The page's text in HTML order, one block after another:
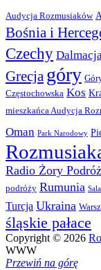
Audycja Rozmusiaków
Bośnia i
Czechy
Grecja góry
Częstochowska Kos
mieszkańca Audycja
Oman Park Narodowy
Radio Żory
podróży Rumunia
Turcja Ukraina
śląskie pałace
Copyright © 2026
WWW
Przewiń na górę